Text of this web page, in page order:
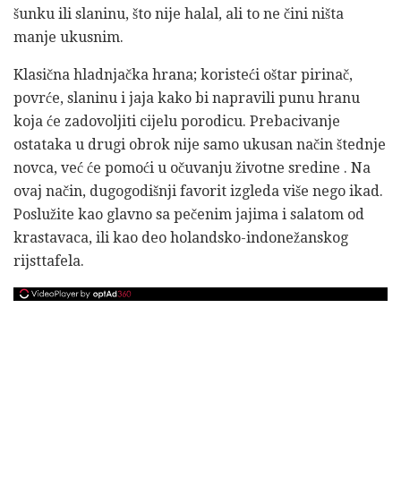
šunku ili slaninu, što nije halal, ali to ne čini ništa
manje ukusnim.
Klasična hladnjačka hrana; koristeći oštar pirinač,
povrće, slaninu i jaja kako bi napravili punu hranu
koja će zadovoljiti cijelu porodicu. Prebacivanje
ostataka u drugi obrok nije samo ukusan način štednje
novca, već će pomoći u očuvanju životne sredine . Na
ovaj način, dugogodišnji favorit izgleda više nego ikad.
Poslužite kao glavno sa pečenim jajima i salatom od
krastavaca, ili kao deo holandsko-indonežanskog
rijsttafela.